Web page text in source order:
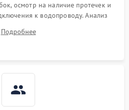
осмотр на наличие протечек и
к водопроводу. Анализ
слива, нагрева, вращения
срабатывание системы защиты
Подробнее